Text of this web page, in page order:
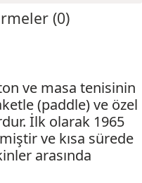
(0)
ve masa tenisinin
(paddle) ve özel
İlk olarak 1965
ve kısa sürede
arasında